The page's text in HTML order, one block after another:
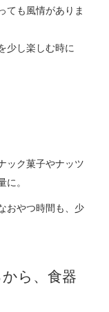
ても風情がありま
少し楽しむ時に
ック菓子やナッツ
に。
おやつ時間も、少
ら、食器